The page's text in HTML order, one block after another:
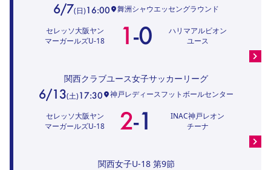
6/7(日)16:00 舞洲シャウエッセングラウンド
セレッソ大阪ヤン
マーガールズU-18
1-0
ハリマアルビオン
ユース
関西クラブユース女子サッカーリーグ
6/13(土)17:30 神戸レディースフットボールセンター
セレッソ大阪ヤン
マーガールズU-18
2-1
INAC神戸レオン
チーナ
関西女子U-18 第9節